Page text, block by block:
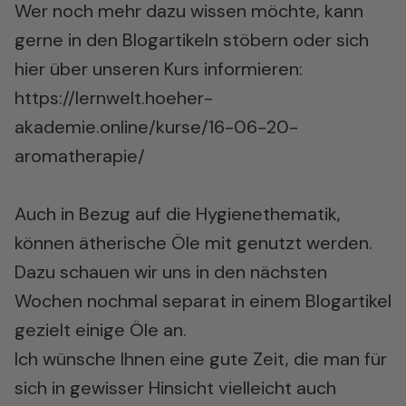
Wer noch mehr dazu wissen möchte, kann
gerne in den Blogartikeln stöbern oder sich
hier über unseren Kurs informieren:
https://lernwelt.hoeher-
akademie.online/kurse/16-06-20-
aromatherapie/
Auch in Bezug auf die Hygienethematik,
können ätherische Öle mit genutzt werden.
Dazu schauen wir uns in den nächsten
Wochen nochmal separat in einem Blogartikel
gezielt einige Öle an.
Ich wünsche Ihnen eine gute Zeit, die man für
sich in gewisser Hinsicht vielleicht auch